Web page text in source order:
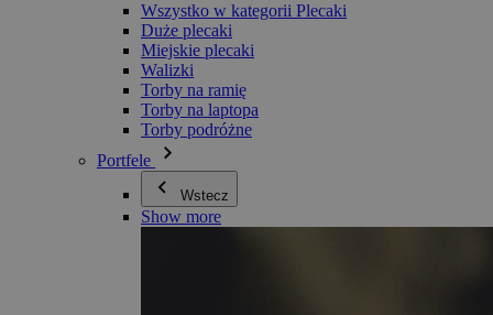
Wszystko w kategorii Plecaki
Duże plecaki
Miejskie plecaki
Walizki
Torby na ramię
Torby na laptopa
Torby podróżne
Portfele
Wstecz
Show more